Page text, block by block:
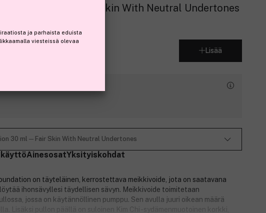
30 ml ─ Fair Skin With Neutral Undertones
Lisää
30 ml ─ Fair Skin With Neutral Undertones
AinesosatYksityiskohdat
on täyteläinen, kerrostettava meikkivoide, jota on saatavana
ihonsävyllesi täydellisen sävyn. Meikkivoide toimitetaan
jossa on käytännöllinen pumppu. Sen avulla juuri oikean määrä
Lisäksi pullon päällä on suloinen Kim Chi -sydämenmuotoinen korkki,
ja parhaista eduista
viesteissä olevaa